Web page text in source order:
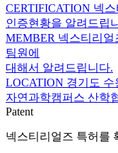
CERTIFICATION 넥스
인증현황을 알려드립
MEMBER 넥스티리얼
팀원에
대해서 알려드립니다.
LOCATION 경기도 수
자연과학캠퍼스 산학
Patent
넥스티리얼즈 특허를